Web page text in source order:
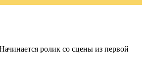
ролик со сцены из первой